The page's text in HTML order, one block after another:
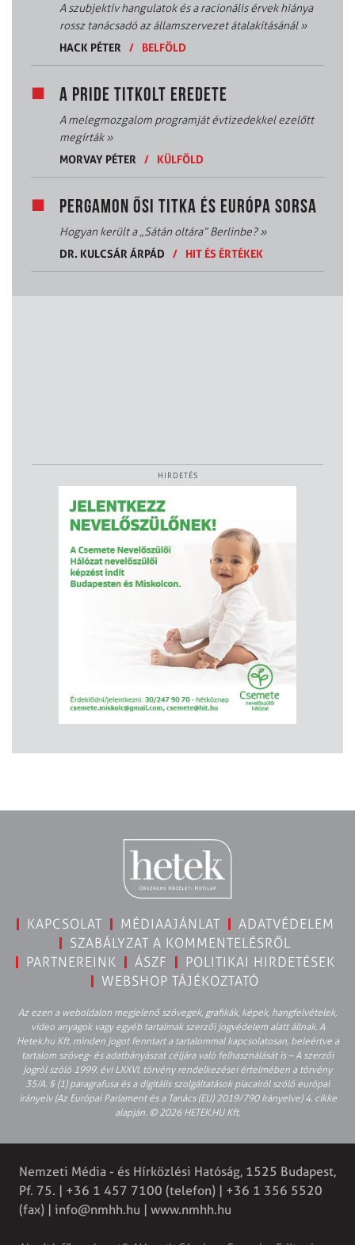
A szubjektív hangulatok és a racionális érvek hiánya
rossz tanácsadó az államszervezet átalakításánál»
HACK PÉTER
/ BELFÖLD
A PRIDE TITKOLT EREDETE
A melegmozgalom programját évtizedekkel ezelőtt
megírták»
MORVAY PÉTER
/ KÜLFÖLD
PERGAMON ŐSI TITKA ÉS EURÓPA SORSA
Hogyan került a „Sátán oltára” Berlinbe?»
DR. KULCSÁR ÁRPÁD
/ HIT ÉS ÉRTÉKEK
HIRDETÉS
KAPCSOLAT MÉDIAAJÁNLAT
ADATVÉDELEM
SZABÁLYZAT A KOMMENTELÉSRŐL
PARTNEREINK
ÁSZF
POLITIKAI HIRDETÉSEK
WEBSHOP TÁJÉKOZTATÓ
Az ezen a weboldalon megjelenő szövegek, grafikák, képek, hangfelvételek,
video anyagok vagy egyéb tartalmak szerzői jogvédelem alatt állnak. A
Hetek.hu Kft. minden jogot fenntart a tartalommal kapcsolatosan, beleértve a
tartalom szöveg- és adatbányászat céljára való felhasználását is – A szerzői
jogról szóló 1999. évi LXXVI. törvény rendelkezései értelmében a törvény
35/A. § (1) paragrafusa és a digitális szolgáltatások piacairól szóló európai
irányelv (Az Európai Parlament és a Tanács (EU) 2019/790 Irányelve) 4. cikke
alapján. © 2026 HETEK.HU Kft.
Nemzeti Média - és Hírközlési Hatóság, 1525 Budapest,
Pf. 75. | +36 1 457 7100 (telefon) | +36 1 356 5520
(fax) | info@nmhh.hu | www.nmhh.hu